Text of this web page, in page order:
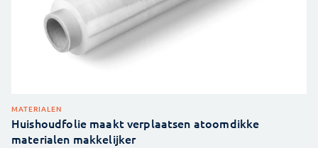
MATERIALEN
Huishoudfolie maakt verplaatsen atoomdikke
materialen makkelijker